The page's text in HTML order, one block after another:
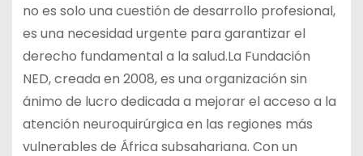
no es solo una cuestión de desarrollo profesional,
es una necesidad urgente para garantizar el
derecho fundamental a la salud.La Fundación
NED, creada en 2008, es una organización sin
ánimo de lucro dedicada a mejorar el acceso a la
atención neuroquirúrgica en las regiones más
vulnerables de África subsahariana. Con un